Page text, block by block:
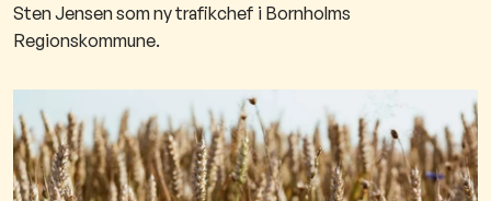
Sten Jensen som ny trafikchef i Bornholms
Regionskommune.